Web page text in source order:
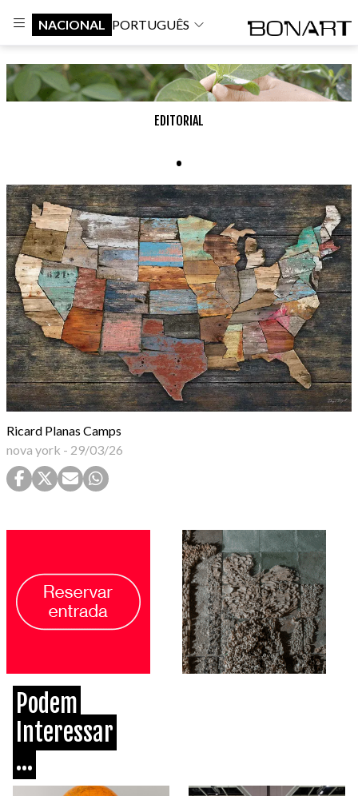
NACIONAL PORTUGUÊS
EDITORIAL
.
Ricard Planas Camps
nova york - 29/03/26
Podem
Interessar
...